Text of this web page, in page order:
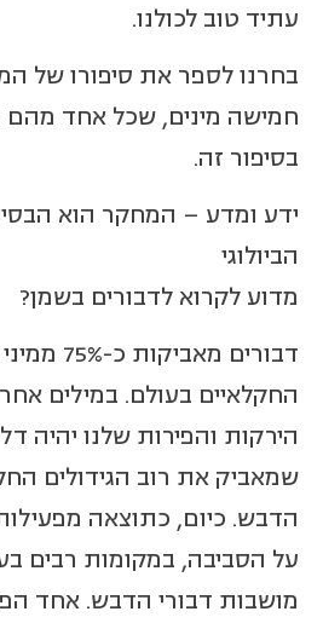
עתיד טוב לכולנו.
בחרנו לספר את סיפורו של
חמישה מינים, שכל אחד
בסיפור זה.
ידע ומדע – המחקר הוא
הביולוגי
מדוע לקרוא לדבורים בשמן?
דבורים
החקלאיים בעולם. במילים
הירקות והפירות שלנו יהיה
שמאביק את רוב הגידולים
הדבש. כיום, כתוצאה
על הסביבה, במקומות רבים
מושבות דבורי הדבש. אחד